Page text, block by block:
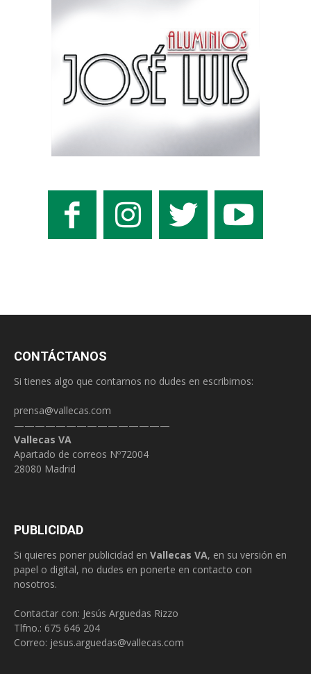
CONTÁCTANOS
Si tienes algo que contarnos no dudes en escribirnos:
prensa@vallecas.com
———————————————
Vallecas VA
Apartado de correos Nº72004
28080 Madrid
PUBLICIDAD
Si quieres poner publicidad en Vallecas VA, en su versión en
papel o digital, no dudes en ponerte en contacto con
nosotros.
Contactar con: Jesús Arguedas Rizzo
Tlfno.: 675 646 204
Correo: jesus.arguedas@vallecas.com